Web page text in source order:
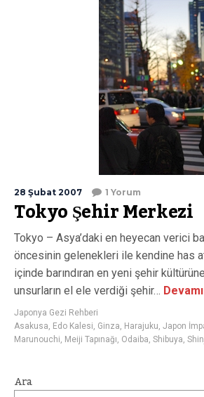
28 Şubat 2007 1 Yorum
Tokyo Şehir Merkezi
Tokyo – Asya’daki en heyecan verici
öncesinin gelenekleri ile kendine has
içinde barındıran en yeni şehir
unsurların el ele verdiği şehir… Devamı
Japonya Gezi Rehberi
Asakusa, Edo Kalesi, Ginza, Harajuku, Japon
Marunouchi, Meiji Tapınağı, Odaiba, Shibuya,
Ara